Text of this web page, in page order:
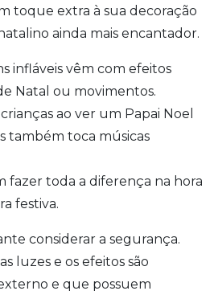
toque extra à sua decoração
ainda mais encantador.
infláveis vêm com efeitos
Natal ou movimentos.
ao ver um Papai Noel
também toca músicas
fazer toda a diferença na hora
festiva.
considerar a segurança.
luzes e os efeitos são
e que possuem